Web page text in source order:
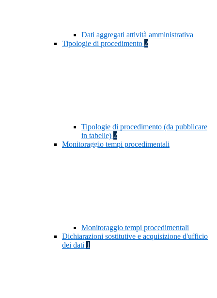
Dati aggregati attività amministrativa
Tipologie di procedimento 2
Tipologie di procedimento (da pubblicare
in tabelle) 2
Monitoraggio tempi procedimentali
Monitoraggio tempi procedimentali
Dichiarazioni sostitutive e acquisizione d'ufficio
dei dati 1